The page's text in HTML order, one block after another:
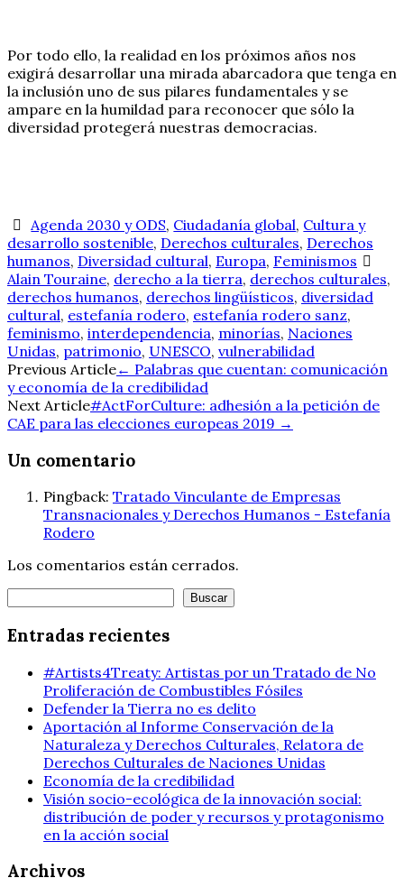
Por todo ello, la realidad en los próximos años nos
exigirá desarrollar una mirada abarcadora que tenga en
la inclusión uno de sus pilares fundamentales y se
ampare en la humildad para reconocer que sólo la
diversidad protegerá nuestras democracias.
Agenda 2030 y ODS, Ciudadanía global, Cultura y
desarrollo sostenible, Derechos culturales, Derechos
humanos, Diversidad cultural, Europa, Feminismos
Alain Touraine, derecho a la tierra, derechos culturales,
derechos humanos, derechos lingüísticos, diversidad
cultural, estefanía rodero, estefanía rodero sanz,
feminismo, interdependencia, minorías, Naciones
Unidas, patrimonio, UNESCO, vulnerabilidad
Navegación
de
entradas
Previous Article← Palabras que cuentan: comunicación
y economía de la credibilidad
Next Article#ActForCulture: adhesión a la petición de
CAE para las elecciones europeas 2019 →
Un comentario
Pingback: Tratado Vinculante de Empresas
Transnacionales y Derechos Humanos - Estefanía
Rodero
Los comentarios están cerrados.
Buscar
Entradas recientes
#Artists4Treaty: Artistas por un Tratado de No
Proliferación de Combustibles Fósiles
Defender la Tierra no es delito
Aportación al Informe Conservación de la
Naturaleza y Derechos Culturales, Relatora de
Derechos Culturales de Naciones Unidas
Economía de la credibilidad
Visión socio-ecológica de la innovación social:
distribución de poder y recursos y protagonismo
en la acción social
Archivos